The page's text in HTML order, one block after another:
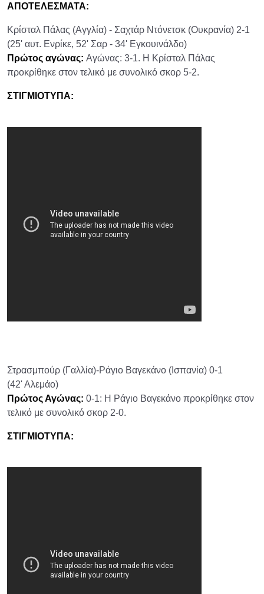
ΑΠΟΤΕΛΕΣΜΑΤΑ:
Κρίσταλ Πάλας (Αγγλία) - Σαχτάρ Ντόνετσκ (Ουκρανία) 2-1
(25' αυτ. Ενρίκε, 52' Σαρ - 34' Εγκουινάλδο)
Πρώτος αγώνας: Αγώνας: 3-1. Η Κρίσταλ Πάλας
προκρίθηκε στον τελικό με συνολικό σκορ 5-2.
ΣΤΙΓΜΙΟΤΥΠΑ:
Στρασμπούρ (Γαλλία)-Ράγιο Βαγεκάνο (Ισπανία) 0-1
(42' Αλεμάο)
Πρώτος Αγώνας: 0-1: Η Ράγιο Βαγεκάνο προκρίθηκε στον
τελικό με συνολικό σκορ 2-0.
ΣΤΙΓΜΙΟΤΥΠΑ: